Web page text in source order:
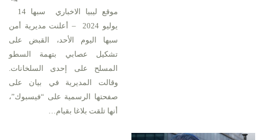
موقع ليبيا الاخباري سبها 14
يوليو 2024 – أعلنت مديرية أمن
سبها اليوم الأحد، القبض على
تشكيل عصابي بتهمة السطو
المسلح على إحدى السلخانات.
وقالت المديرية في بيان على
صفحتها الرسمية على “فيسبوك”،
أنها تلقت بلاغا بقيام…